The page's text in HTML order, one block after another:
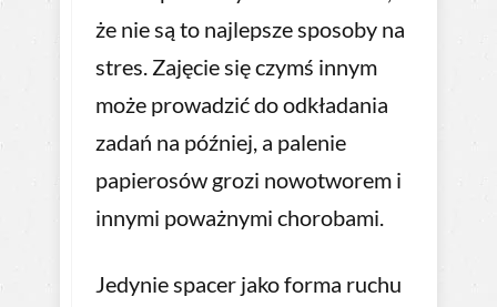
że nie są to najlepsze sposoby na
stres. Zajęcie się czymś innym
może prowadzić do odkładania
zadań na później, a palenie
papierosów grozi nowotworem i
innymi poważnymi chorobami.
Jedynie spacer jako forma ruchu